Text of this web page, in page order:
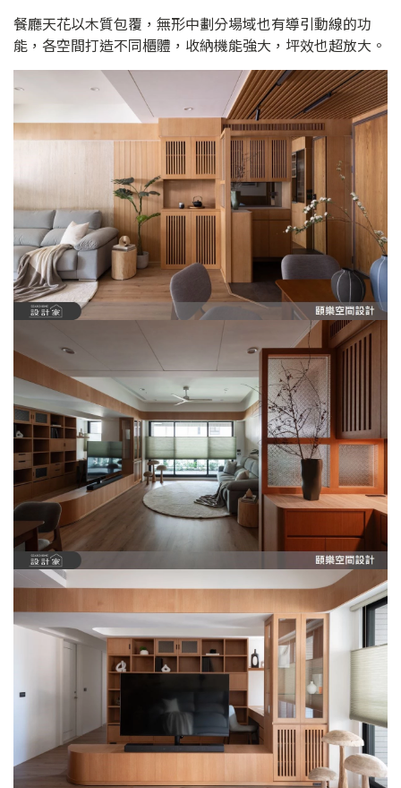
餐廳天花以木質包覆，無形中劃分場域也有導引動線的功
能，各空間打造不同櫃體，收納機能強大，坪效也超放大。